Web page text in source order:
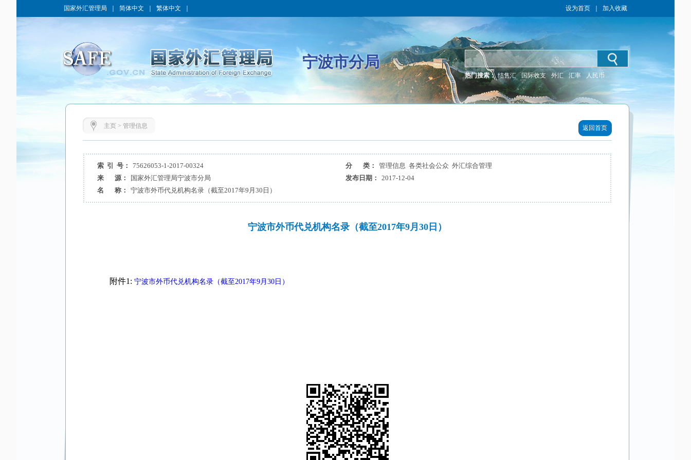
国家外汇管理局 简体中文 繁体中文 设为首页 加入收藏
宁波市分局
热门搜索： 结售汇 国际收支 外汇 汇率 人民币
主页> 管理信息 返回首页
索 引 号： 75626053-1-2017-00324 分 类：
管理信息 各类社会公众 外汇综合管理
来 源：
国家外汇管理局宁波市分局 发布日期：
2017-12-04
名 称：
宁波市外币代兑机构名录（截至2017年9月30日）
宁波市外币代兑机构名录（截至2017年9月30日）
附件1: 宁波市外币代兑机构名录（截至2017年9月30日）